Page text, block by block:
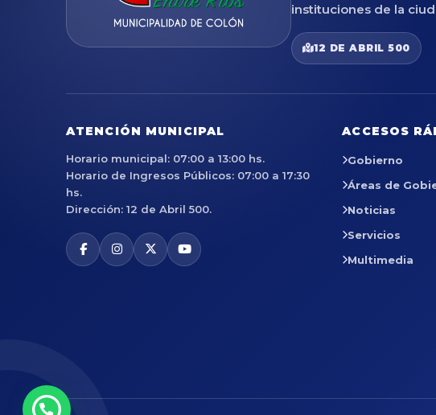
instituciones de la
12 DE ABRIL 500
ATENCIÓN MUNICIPAL
Horario municipal: 07:00 a 13:00 hs.
Horario de Ingresos Públicos: 07:00 a 17:30
hs.
Dirección: 12 de Abril 500.
ACCESOS
Gobierno
Áreas de
Noticias
Servicios
Multimedia